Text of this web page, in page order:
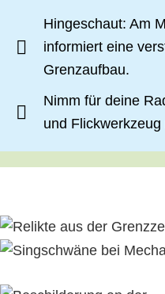
Hingeschaut: Am
informiert eine
Grenzaufbau.
Nimm für deine
und Flickwerkzeug